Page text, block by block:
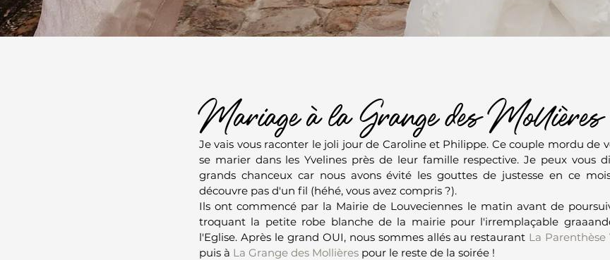
Mariage à la Grange des Mollières
Je vais vous raconter le joli jour de Caroline et Philippe. Ce couple mordu de
se marier dans les Yvelines près de leur famille respective. Je peux vous
grands chanceux car nous avons évité les gouttes de justesse en ce
découvre pas d'un fil (héhé, vous avez compris ?).
Ils ont commencé par la Mairie de Louveciennes le matin avant de
troquant la petite robe blanche de la mairie pour l'irremplaçable
l'Eglise. Après le grand OUI, nous sommes allés au restaurant La Parenthèse
puis à La Grange des Mollières pour le reste de la soirée !